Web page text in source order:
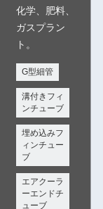
化学、肥料、
ガスプラン
ト。
G型細管
溝付きフィ
ンチューブ
埋め込みフ
ィンチュー
ブ
エアクーラ
ーエンドチ
ューブ